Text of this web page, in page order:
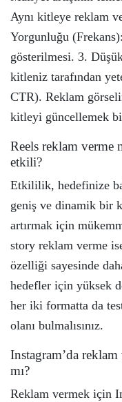
Aynı kitleye reklam
Yorgunluğu
gösterilmesi. 3.
kitleniz tarafından
CTR). Reklam
kitleyi güncellemek
Reels reklam verme
etkili?
Etkililik, hedefinize
geniş ve dinamik bir
artırmak için
story reklam verme
özelliği sayesinde
hedefler için yüksek
her iki formatta da
olanı bulmalısınız.
Instagram’da
mı?
Reklam vermek için